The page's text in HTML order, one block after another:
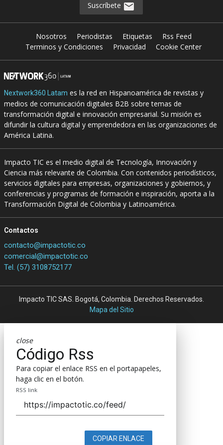
Suscríbete
Nosotros Periodistas Etiquetas
Rss Feed
Terminos y Condiciones
Privacidad Cookie Center
Nextwork360 Latam es la red en Hispanoamérica de revistas y
medios de comunicación digitales B2B sobre temas de
transformación digital e innovación empresarial. Su misión es
difundir la cultura digital y emprendedora en las organizaciones de
América Latina.
Impacto TIC es el medio digital de Tecnología, Innovación y
Ciencia más relevante de Colombia. Con contenidos periodísticos,
servicios digitales para empresas, organizaciones y gobiernos, y
conferencias y programas de formación e inspiración, aporta a la
Transformación Digital de Colombia y Latinoamérica.
Contactos
contacto@impactotic.co
comercial@impactotic.co
Tel. (57) 3108752177
Impacto TIC SAS. Bogotá, Colombia. Derechos Reservados.
Mapa del Sitio
close
Código Rss
Para copiar el enlace RSS en el portapapeles,
haga clic en el botón.
RSS link
COPIAR ENLACE